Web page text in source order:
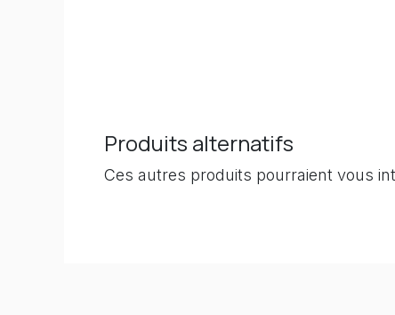
Produits alternatifs
Ces autres produits pourraient vous